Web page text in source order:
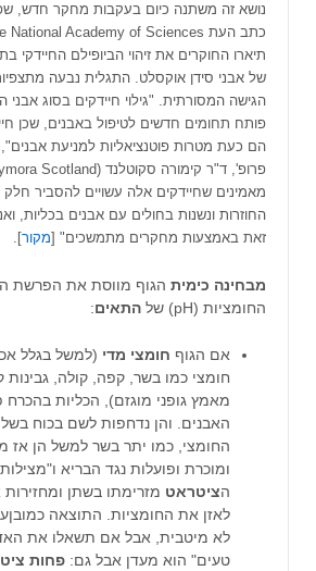
נושא זה משתנה כיום בעקבות מחקר חדש,
תיארו החוקרים את זיהוי הביופילם החיידקי
של אבני סידן אוקסלט. התגלית נבעה
הגישה המסורתית. "גילוי חיידקים בסוג אבני
פותח תחומים חדשים לטיפול באבנים, שכן
הם כעת מטרות פוטנציאליות למניעת
מאמינים שחיידקים אלה עשויים להסביר
החוזרות ונשנות בחולים עם אבנים בכליות,
זאת באמצעות מחקרים מתמשכים" [מקור].
מבחינה כימית הגוף מווסת את הפרשת ה
החומציות (pH) של
התאים:
אם הגוף חומצי מדי (למשל בגלל
חומצי כמו בשר, קפה, קולה,
מאמץ גופני מוגזם), הכליות בהכרח
האבנים. והן נדחפות לשם בכוח בשל
החומצי, כמו יתר בשר למשל הן אז
ומוכרת ופועלות נגד הבריא
הציטראט מזרימתו בשתן ומחזירות
לאזן את החומציות. התוצאה
לא מיטבית, אבל אם תשאלו את
טעים" הוא מעדן אבל גם: פחות